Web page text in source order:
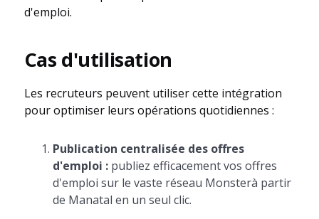
d'emploi.
Cas d'utilisation
Les recruteurs peuvent utiliser cette intégration
pour optimiser leurs opérations quotidiennes :
Publication centralisée des offres
d'emploi :publiez efficacement vos offres
d'emploi sur le vaste réseau Monsterà partir
de Manatal en un seul clic.